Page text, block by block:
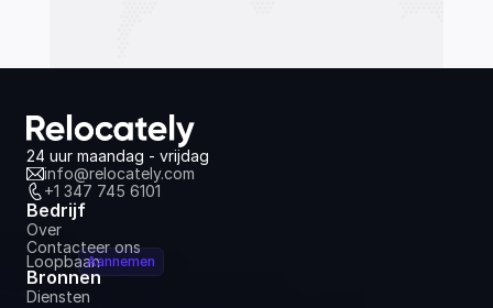
24 uur maandag - vrijdag
info@relocately.com
+1 347 745 6101
Bedrijf
Over
Contacteer ons
LoopbaanAannemen
Bronnen
Diensten